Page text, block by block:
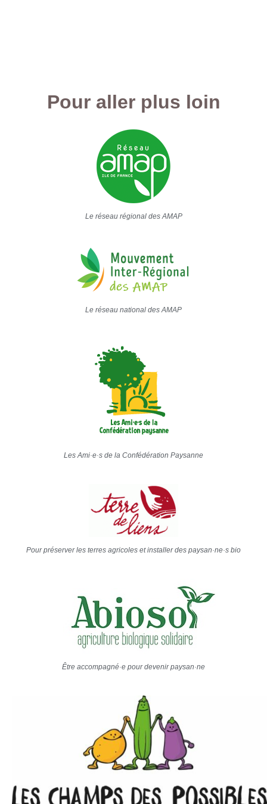
Pour aller plus loin
Le réseau régional des AMAP
Le réseau national des AMAP
Les Ami·e·s de la Confédération Paysanne
Pour préserver les terres agricoles et installer des paysan·ne·s bio
Être accompagné·e pour devenir paysan·ne